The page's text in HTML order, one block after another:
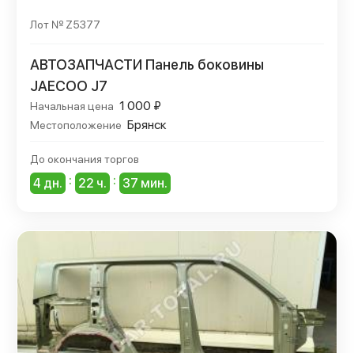
Лот № Z5377
АВТОЗАПЧАСТИ Панель боковины
JAECOO J7
Начальная цена 1 000 ₽
Местоположение Брянск
До окончания торгов
4 дн. : 22 ч. : 37 мин.